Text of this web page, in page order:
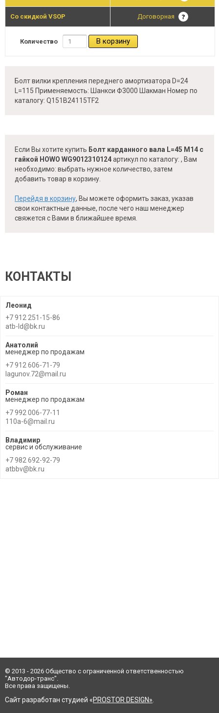
Со скидкой VSOP Договорная
Количество В корзину
Болт вилки крепления переднего амортизатора D=24
L=115 Применяемость: Шанкси Ф3000 Шакман Номер по
каталогу: Q151B24115TF2
Если Вы хотите купить Болт карданного вала L=45 М14 с
гайкой HOWO WG9012310124артикул по каталогу: , Вам
необходимо: выбрать нужное количество, затем
добавить товар в корзину.
Перейдя в корзину, Вы можете оформить заказ, указав
свои контактные данные, после чего наш менеджер
свяжется с Вами в ближайшее время.
КОНТАКТЫ
Леонид
+7 912 251-15-86
atb-ld@bk.ru
Анатолий
менеджер по продажам
+7 912 606-71-79
lagunov.72@mail.ru
Роман
менеджер по продажам
+7 992 006-77-11
110a-6@mail.ru
Владимир
сервис и обслуживание
+7 982 692-92-79
atbbv@bk.ru
© 2013 - 2026 Общество с ограниченной ответственностью
"Автодор-транс".
Все права защищены.
Сайт разработан студией «PROSTOR DESIGN»